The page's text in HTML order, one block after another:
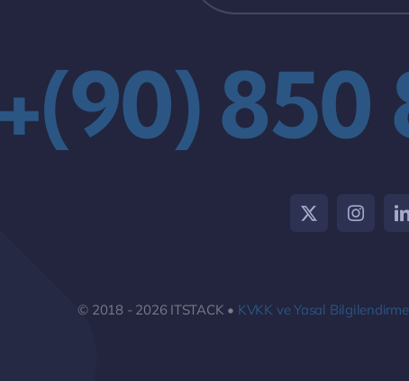
+(90) 850
© 2018 - 2026 ITSTACK • KVKK ve Yasal Bilgilendirme